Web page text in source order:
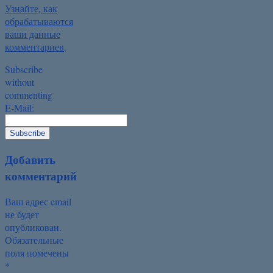
Узнайте, как
обрабатываются
ваши данные
комментариев.
Subscribe
without
commenting
E-Mail:
Добавить
комментарий
Ваш адрес email
не будет
опубликован.
Обязательные
поля помечены
*